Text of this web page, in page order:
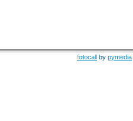
fotocall by pymedia